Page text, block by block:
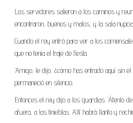
Los servidores salieron a los caminos y
encontraron, buenos y malos, y la sala
Cuando el rey entró para ver a los
que no tenía el traje de fiesta.
‘Amigo, le dijo, ¿cómo has entrado aquí sin el
permaneció en silencio.
Entonces el rey dijo a los guardias: ‘Átenlo
afuera, a las tinieblas. Allí habrá llanto y